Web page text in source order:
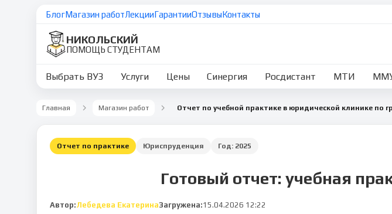
БлогМагазин работЛекцииГарантииОтзывыКонтакты
НИКОЛЬСКИЙ
ПОМОЩЬ СТУДЕНТАМ
Выбрать ВУЗ Услуги Цены Синергия Росдистант МТИ
Главная Магазин работ
Отчет по практике Юриспруденция Год: 2025
Готовый отчет: учебная
Автор:Лебедева ЕкатеринаЗагружена:15.04.2026 12:22